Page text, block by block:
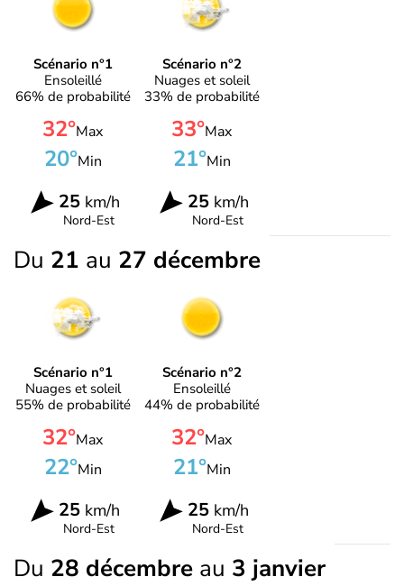
Scénario n°1
Ensoleillé
66% de probabilité
32°Max
20°Min
25km/h
Nord-Est
Scénario n°2
Nuages et soleil
33% de probabilité
33°Max
21°Min
25km/h
Nord-Est
Du 21 au 27 décembre
Scénario n°1
Nuages et soleil
55% de probabilité
32°Max
22°Min
25km/h
Nord-Est
Scénario n°2
Ensoleillé
44% de probabilité
32°Max
21°Min
25km/h
Nord-Est
Du 28 décembre au 3 janvier